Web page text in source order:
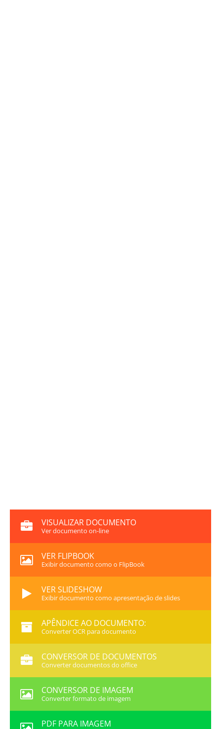
VISUALIZAR DOCUMENTO
Ver documento on-line
VER FLIPBOOK
Exibir documento como o FlipBook
VER SLIDESHOW
Exibir documento como apresentação de slides
APÊNDICE AO DOCUMENTO:
Converter OCR para documento
CONVERSOR DE DOCUMENTOS
Converter documentos do office
CONVERSOR DE IMAGEM
Converter formato de imagem
PDF PARA IMAGEM